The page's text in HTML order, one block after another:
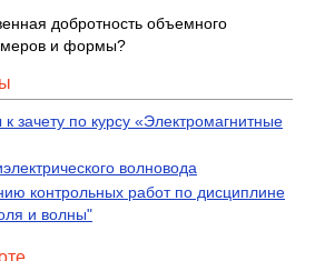
добротность объемного
и формы?
зачету по курсу «Электромагнитные
волновода
контрольных работ по дисциплине
и волны"